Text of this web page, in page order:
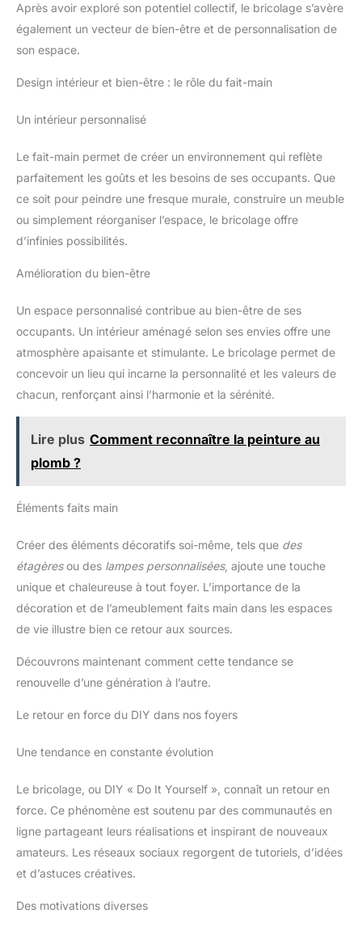
Après avoir exploré son potentiel collectif, le bricolage s’avère
également un vecteur de bien-être et de personnalisation de
son espace.
Design intérieur et bien-être : le rôle du fait-main
Un intérieur personnalisé
Le fait-main permet de créer un environnement qui reflète
parfaitement les goûts et les besoins de ses occupants. Que
ce soit pour peindre une fresque murale, construire un meuble
ou simplement réorganiser l’espace, le bricolage offre
d’infinies possibilités.
Amélioration du bien-être
Un espace personnalisé contribue au bien-être de ses
occupants. Un intérieur aménagé selon ses envies offre une
atmosphère apaisante et stimulante. Le bricolage permet de
concevoir un lieu qui incarne la personnalité et les valeurs de
chacun, renforçant ainsi l’harmonie et la sérénité.
Lire plus Comment reconnaître la peinture au
plomb ?
Éléments faits main
Créer des éléments décoratifs soi-même, tels que des
étagèresou des lampes personnalisées, ajoute une touche
unique et chaleureuse à tout foyer. L’importance de la
décoration et de l’ameublement faits main dans les espaces
de vie illustre bien ce retour aux sources.
Découvrons maintenant comment cette tendance se
renouvelle d’une génération à l’autre.
Le retour en force du DIY dans nos foyers
Une tendance en constante évolution
Le bricolage, ou DIY « Do It Yourself », connaît un retour en
force. Ce phénomène est soutenu par des communautés en
ligne partageant leurs réalisations et inspirant de nouveaux
amateurs. Les réseaux sociaux regorgent de tutoriels, d’idées
et d’astuces créatives.
Des motivations diverses